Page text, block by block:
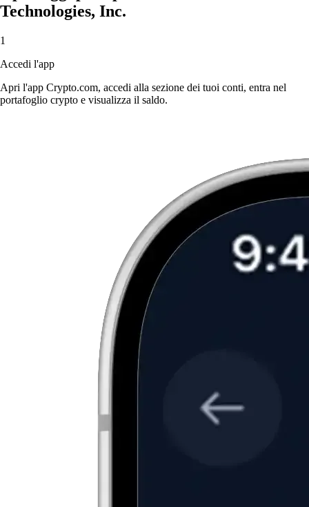
Technologies, Inc.
1
Accedi l'app
Apri l'app Crypto.com, accedi alla sezione dei tuoi conti, entra nel
portafoglio crypto e visualizza il saldo.